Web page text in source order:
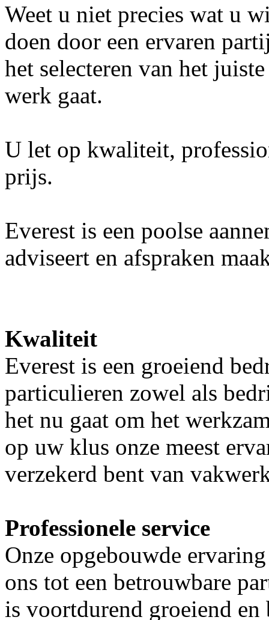
Weet u niet precies wat u
doen door een ervaren
het selecteren van het
werk gaat.
U let op kwaliteit,
prijs.
Everest is een poolse
adviseert en afspraken
Kwaliteit
Everest is een groeiend
particulieren zowel als
het nu gaat om het
op uw klus onze meest
verzekerd bent van
Professionele service
Onze opgebouwde
ons tot een betrouwbare
is voortdurend groeiend